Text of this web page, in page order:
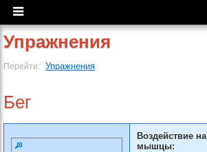
Упражнения
Перейти: Упражнения
Бег
Воздействие на
мышцы: